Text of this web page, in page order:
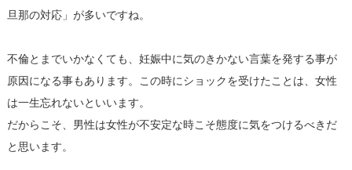
旦那の対応」が多いですね。
不倫とまでいかなくても、 妊娠中に気のきかない言葉を発する事が
原因になる事もあります。
この時にショックを受けたことは、 女性
は一生忘れないといいます。
だからこそ、 男性は女性が不安定な時こそ態度に気をつけるべきだ
と思います。